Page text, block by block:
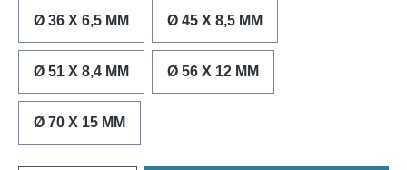
Ø 36 X 6,5 MM Ø 45 X 8,5 MM
Ø 51 X 8,4 MM Ø 56 X 12 MM
Ø 70 X 15 MM